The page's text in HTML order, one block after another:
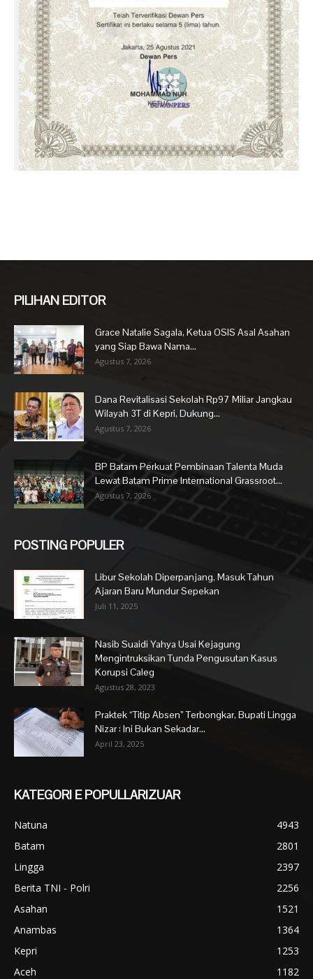
PILIHAN EDITOR
Grace Natalie Sagala, Ketua OSIS Asal Asahan
yang Siap Bawa Nama...
Agustus 7, 2026
Dana Revitalisasi Sekolah Rp97 Miliar Jangkau
Wilayah 3T di Kepri, Dukung...
Agustus 7, 2026
BP Batam Perkuat Pembinaan Talenta Muda
Lewat Batam Prime International Grassroot...
Agustus 7, 2026
POSTING POPULER
Libur Sekolah Diperpanjang, Masuk Tahun
Ajaran Baru Mundur Sepekan
Juli 11, 2025
Nasib Suaidi Yahya Usai Kejagung
Mengintruksikan Tunda Pengusutan Kasus
Korupsi Caleg
Agustus 28, 2023
Praktek “Titip Absen” Terbongkar, Bupati Lingga
Nizar : Ini Bukan Sekadar...
April 23, 2025
KATEGORI E POPULLARIZUAR
Natuna
4943
Batam
2801
Lingga
2397
Berita TNI - Polri
2256
Asahan
1521
Anambas
1364
Kepri
1253
Aceh
1182